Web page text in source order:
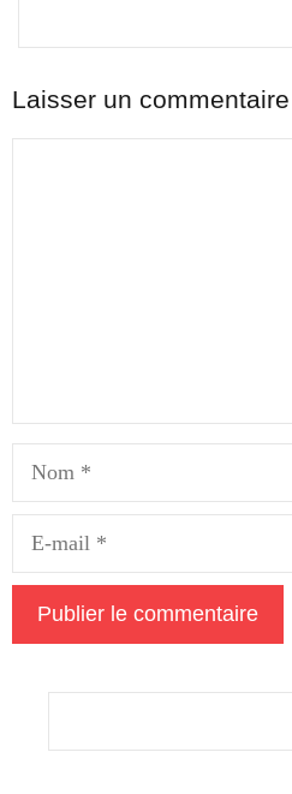
Laisser un commentaire
mail